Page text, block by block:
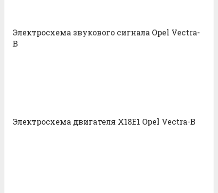
Электросхема звукового сигнала Opel Vectra-
B
Электросхема двигателя X18E1 Opel Vectra-B